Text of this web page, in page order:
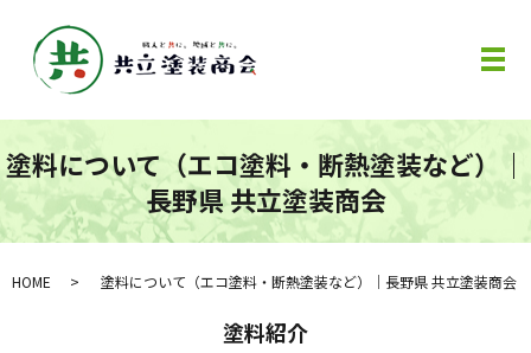
メ
塗料について（エコ塗料・断熱塗装など）｜
長野県 共立塗装商会
HOME 塗料について（エコ塗料・断熱塗装など）｜長野県 共立塗装商会
塗料紹介